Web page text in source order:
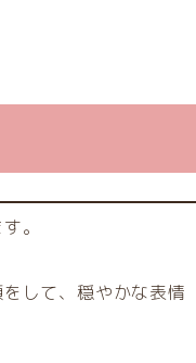
。
して、穏やかな表情